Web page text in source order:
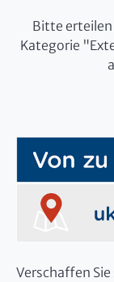
Bitte erteilen
Kategorie
Verschaffen